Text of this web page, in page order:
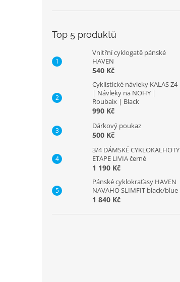
Top 5 produktů
Vnitřní cyklogatě pánské
HAVEN
540 Kč
Cyklistické návleky KALAS Z4
| Návleky na NOHY |
Roubaix | Black
990 Kč
Dárkový poukaz
500 Kč
3/4 DÁMSKÉ CYKLOKALHOTY
ETAPE LIVIA černé
1 190 Kč
Pánské cyklokraťasy HAVEN
NAVAHO SLIMFIT black/blue
1 840 Kč